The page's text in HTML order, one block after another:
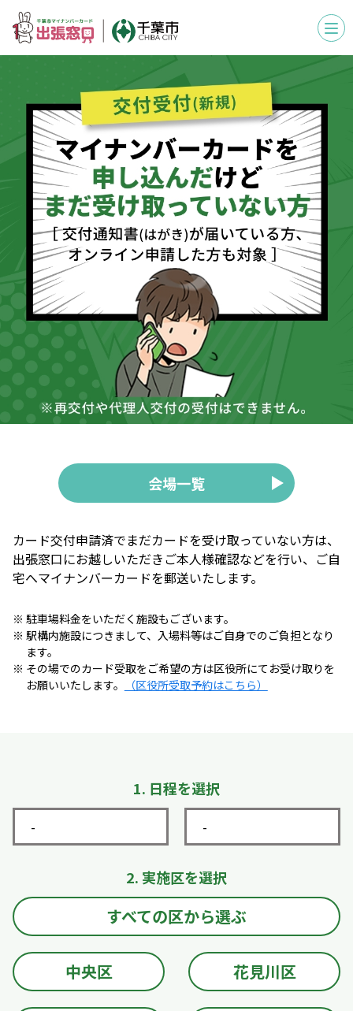
会場一覧
カード交付申請済でまだカードを受け取っていない⽅は、
出張窓⼝にお越しいただきご本⼈様確認などを⾏い、ご⾃
宅へマイナンバーカードを郵送いたします。
駐車場料金をいただく施設もございます。
駅構内施設につきまして、入場料等はご自身でのご負担となり
ます。
その場でのカード受取をご希望の⽅は区役所にてお受け取りを
お願いいたします。
（区役所受取予約はこちら）
1. 日程を選択
2. 実施区を選択
すべての区から選ぶ
中央区 花見川区